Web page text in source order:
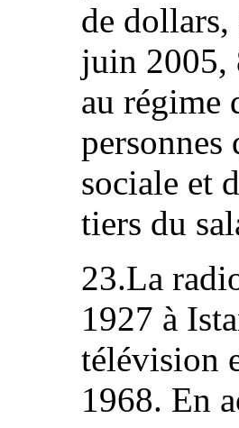
de
juin 2005,
au régime
personnes
sociale et
tiers du
23.La
1927 à
télévision
1968. En